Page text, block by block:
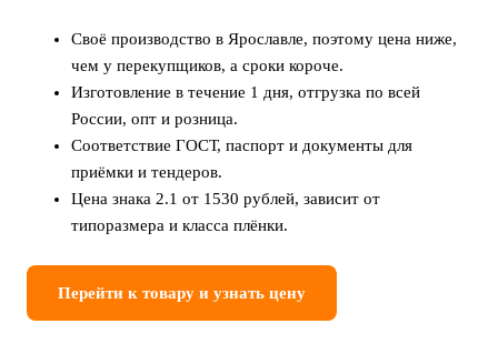
Своё производство в Ярославле, поэтому цена ниже,
чем у перекупщиков, а сроки короче.
Изготовление в течение 1 дня, отгрузка по всей
России, опт и розница.
Соответствие ГОСТ, паспорт и документы для
приёмки и тендеров.
Цена знака 2.1 от 1530 рублей, зависит от
типоразмера и класса плёнки.
Перейти к товару и узнать цену